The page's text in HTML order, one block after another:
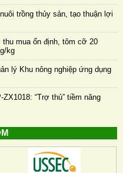
trồng thủy sản, tạo thuận lợi
mua ổn định, tôm cỡ 20
kg
lý Khu nông nghiệp ứng dụng
“Trợ thủ” tiềm năng